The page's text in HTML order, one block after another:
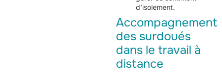
d’isolement.
Accompagnement
des surdoués
dans le travail à
distance